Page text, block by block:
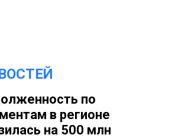
по
в регионе
на 500 млн